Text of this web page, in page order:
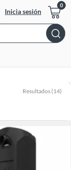
Inicia sesión
Resultados (14)